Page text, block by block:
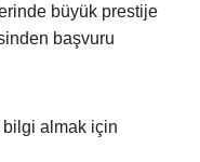
büyük prestije
başvuru
bilgi almak için